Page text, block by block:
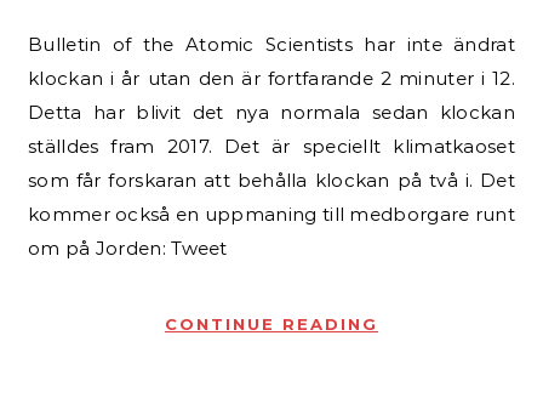
Bulletin of the Atomic Scientists har inte ändrat
klockan i år utan den är fortfarande 2 minuter i 12.
Detta har blivit det nya normala sedan klockan
ställdes fram 2017. Det är speciellt klimatkaoset
som får forskaran att behålla klockan på två i. Det
kommer också en uppmaning till medborgare runt
om på Jorden: Tweet
CONTINUE READING